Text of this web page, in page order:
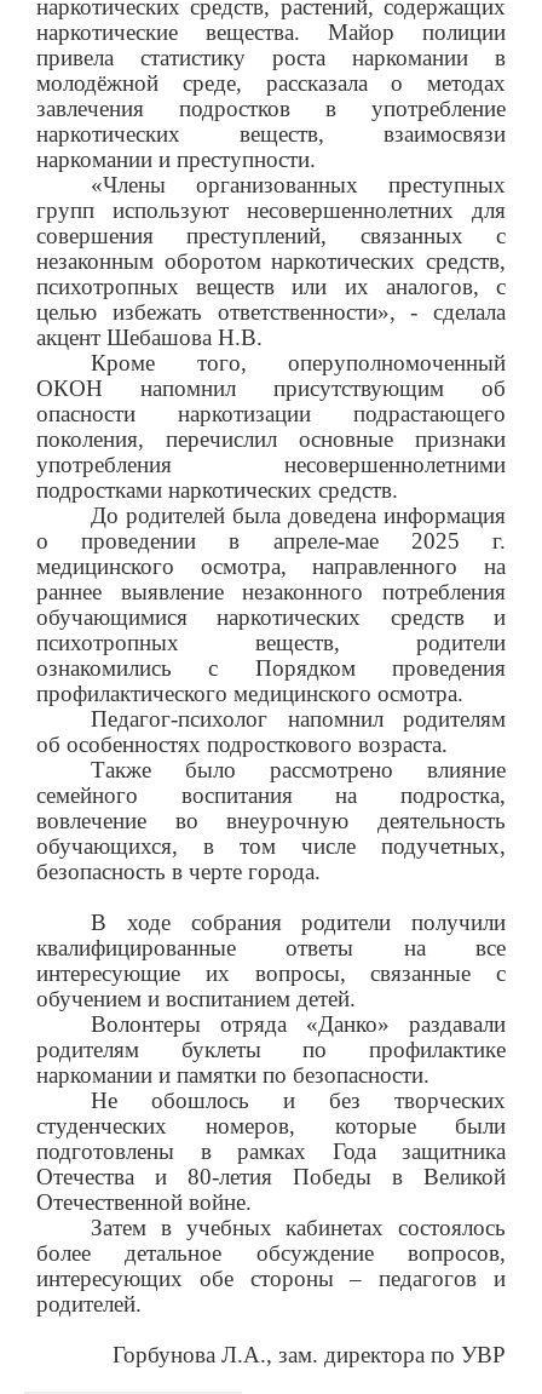
наркотических средств, растений, содержащих
наркотические вещества. Майор полиции
привела статистику роста наркомании в
молодёжной среде, рассказала о методах
завлечения подростков в употребление
наркотических веществ, взаимосвязи
наркомании и преступности.
«Члены организованных преступных
групп используют несовершеннолетних для
совершения преступлений, связанных с
незаконным оборотом наркотических средств,
психотропных веществ или их аналогов, с
целью избежать ответственности», - сделала
акцент Шебашова Н.В.
Кроме того, оперуполномоченный
ОКОН напомнил присутствующим об
опасности наркотизации подрастающего
поколения, перечислил основные признаки
употребления несовершеннолетними
подростками наркотических средств.
До родителей была доведена информация
о проведении в апреле-мае 2025 г.
медицинского осмотра, направленного на
раннее выявление незаконного потребления
обучающимися наркотических средств и
психотропных веществ, родители
ознакомились с Порядком проведения
профилактического медицинского осмотра.
Педагог-психолог напомнил родителям
об особенностях подросткового возраста.
Также было рассмотрено влияние
семейного воспитания на подростка,
вовлечение во внеурочную деятельность
обучающихся, в том числе подучетных,
безопасность в черте города.
В ходе собрания родители получили
квалифицированные ответы на все
интересующие их вопросы, связанные с
обучением и воспитанием детей.
Волонтеры отряда «Данко» раздавали
родителям буклеты по профилактике
наркомании и памятки по безопасности.
Не обошлось и без творческих
студенческих номеров, которые были
подготовлены в рамках Года защитника
Отечества и 80-летия Победы в Великой
Отечественной войне.
Затем в учебных кабинетах состоялось
более детальное обсуждение вопросов,
интересующих обе стороны – педагогов и
родителей.
Горбунова Л.А., зам. директора по УВР